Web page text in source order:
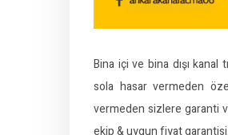
Bina içi ve bina dışı kanal
sola hasar vermeden
vermeden sizlere garanti
ekip & uygun fiyat garantisi.